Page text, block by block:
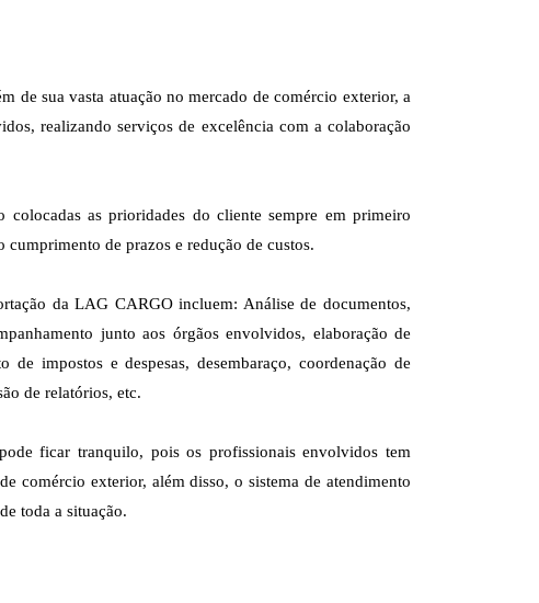
de sua vasta atuação no mercado de comércio exterior, a
realizando serviços de excelência com a colaboração
colocadas as prioridades do cliente sempre em primeiro
de prazos e redução de custos.
da LAG CARGO incluem: Análise de documentos,
junto aos órgãos envolvidos, elaboração de
impostos e despesas, desembaraço, coordenação de
de relatórios, etc.
ficar tranquilo, pois os profissionais envolvidos tem
comércio exterior, além disso, o sistema de atendimento
toda a situação.